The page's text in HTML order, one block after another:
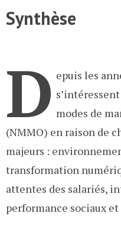
Synthèse
D epuis les
modes de
(NMMO) en raison de
majeurs :
transformation
attentes des salariés,
performance sociaux